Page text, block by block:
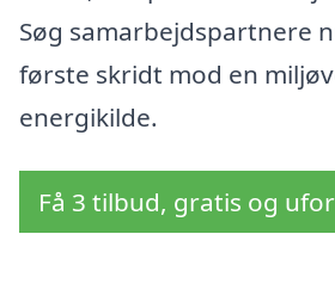
Søg samarbejdspartnere
første skridt mod en
energikilde.
Få 3 tilbud, gratis og